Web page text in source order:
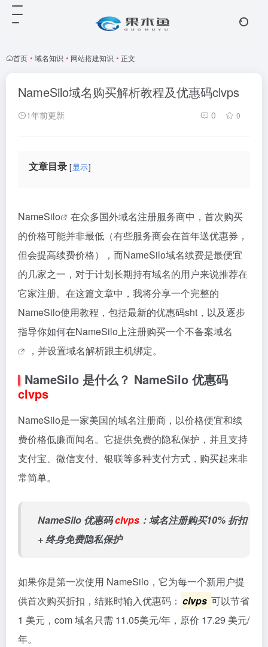
首页 • 域名知识 • 网站搭建知识 • 正文
NameSilo域名购买解析教程及优惠码clvps
1年前更新 0 0
文章目录 显示
NameSilo
在众多国外域名注册服务商中，首次购买
的价格可能并非最低（有些服务商会在首年送优惠券，
但会提高续费价格），而NameSilo域名续费是最便宜
的几家之一，对于计划长期持有域名的用户来说推荐在
它家注册。在这篇文章中，我将分享一个完整的
NameSilo使用教程，包括最新的优惠码sht，以及逐步
指导你如何在NameSilo上注册购买一个不备案域名
，并设置域名解析跟主机绑定。
NameSilo 是什么？ NameSilo 优惠码
clvps
NameSilo是一家美国的域名注册商，以价格便宜和续
费价格低廉而闻名。它提供免费的隐私保护，并且支持
支付宝、微信支付、银联等多种支付方式，购买起来非
常简单。
NameSilo 优惠码clvps ：域名注册购买10% 折扣
+ 终身免费隐私保护
如果你是第一次使用 NameSilo，它为每一个新用户提
供首次购买折扣，结账时输入优惠码： clvps 可以节省
1 美元，com 域名只需 11.05美元/年，原价 17.29 美元/
年。